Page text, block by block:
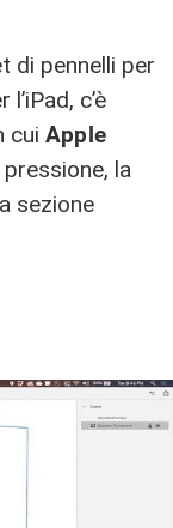
di pennelli per
c’è
cui Apple
la
sezione